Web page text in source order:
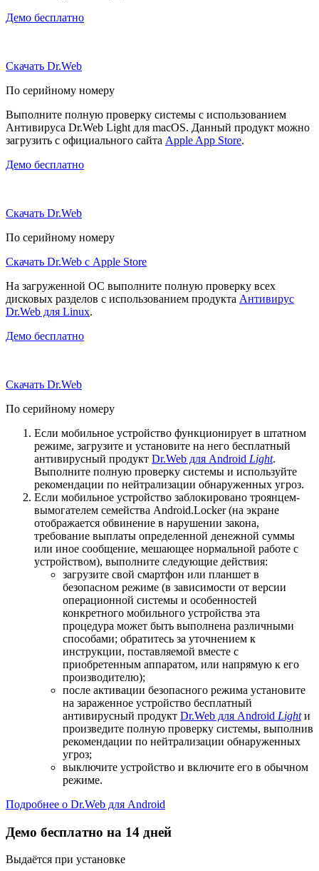
Демо бесплатно
Скачать Dr.Web
По серийному номеру
Выполните полную проверку системы с использованием
Антивируса Dr.Web Light для macOS. Данный продукт можно
загрузить с официального сайта Apple App Store.
Демо бесплатно
Скачать Dr.Web
По серийному номеру
Скачать Dr.Web с Apple Store
На загруженной ОС выполните полную проверку всех
дисковых разделов с использованием продукта Антивирус
Dr.Web для Linux.
Демо бесплатно
Скачать Dr.Web
По серийному номеру
Если мобильное устройство функционирует в штатном
режиме, загрузите и установите на него бесплатный
антивирусный продукт Dr.Web для Android Light.
Выполните полную проверку системы и используйте
рекомендации по нейтрализации обнаруженных угроз.
Если мобильное устройство заблокировано троянцем-
вымогателем семейства Android.Locker (на экране
отображается обвинение в нарушении закона,
требование выплаты определенной денежной суммы
или иное сообщение, мешающее нормальной работе с
устройством), выполните следующие действия:
загрузите свой смартфон или планшет в
безопасном режиме (в зависимости от версии
операционной системы и особенностей
конкретного мобильного устройства эта
процедура может быть выполнена различными
способами; обратитесь за уточнением к
инструкции, поставляемой вместе с
приобретенным аппаратом, или напрямую к его
производителю);
после активации безопасного режима установите
на зараженное устройство бесплатный
антивирусный продукт Dr.Web для Android Lightи
произведите полную проверку системы, выполнив
рекомендации по нейтрализации обнаруженных
угроз;
выключите устройство и включите его в обычном
режиме.
Подробнее о Dr.Web для Android
Демо бесплатно на 14 дней
Выдаётся при установке